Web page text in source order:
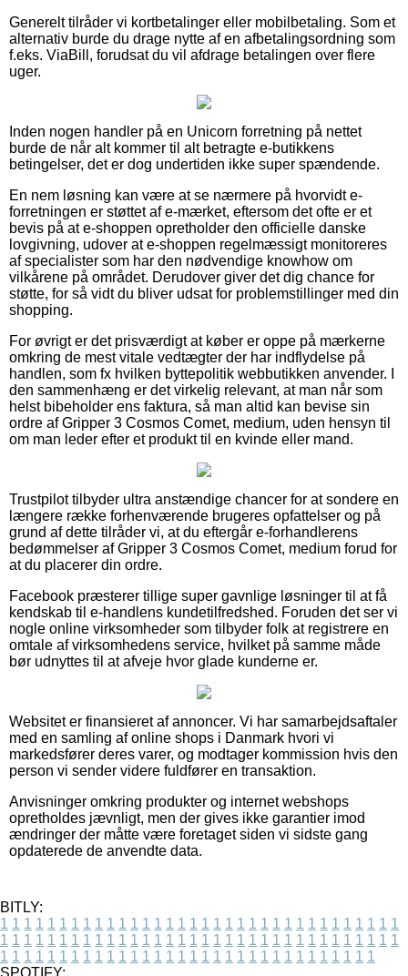
Generelt tilråder vi kortbetalinger eller mobilbetaling. Som et
alternativ burde du drage nytte af en afbetalingsordning som
f.eks. ViaBill, forudsat du vil afdrage betalingen over flere
uger.
Inden nogen handler på en Unicorn forretning på nettet
burde de når alt kommer til alt betragte e-butikkens
betingelser, det er dog undertiden ikke super spændende.
En nem løsning kan være at se nærmere på hvorvidt e-
forretningen er støttet af e-mærket, eftersom det ofte er et
bevis på at e-shoppen opretholder den officielle danske
lovgivning, udover at e-shoppen regelmæssigt monitoreres
af specialister som har den nødvendige knowhow om
vilkårene på området. Derudover giver det dig chance for
støtte, for så vidt du bliver udsat for problemstillinger med din
shopping.
For øvrigt er det prisværdigt at køber er oppe på mærkerne
omkring de mest vitale vedtægter der har indflydelse på
handlen, som fx hvilken byttepolitik webbutikken anvender. I
den sammenhæng er det virkelig relevant, at man når som
helst bibeholder ens faktura, så man altid kan bevise sin
ordre af Gripper 3 Cosmos Comet, medium, uden hensyn til
om man leder efter et produkt til en kvinde eller mand.
Trustpilot tilbyder ultra anstændige chancer for at sondere en
længere række forhenværende brugeres opfattelser og på
grund af dette tilråder vi, at du eftergår e-forhandlerens
bedømmelser af Gripper 3 Cosmos Comet, medium forud for
at du placerer din ordre.
Facebook præsterer tillige super gavnlige løsninger til at få
kendskab til e-handlens kundetilfredshed. Foruden det ser vi
nogle online virksomheder som tilbyder folk at registrere en
omtale af virksomhedens service, hvilket på samme måde
bør udnyttes til at afveje hvor glade kunderne er.
Websitet er finansieret af annoncer. Vi har samarbejdsaftaler
med en samling af online shops i Danmark hvori vi
markedsfører deres varer, og modtager kommission hvis den
person vi sender videre fuldfører en transaktion.
Anvisninger omkring produkter og internet webshops
opretholdes jævnligt, men der gives ikke garantier imod
ændringer der måtte være foretaget siden vi sidste gang
opdaterede de anvendte data.
BITLY:
1 1 1 1 1 1 1 1 1 1 1 1 1 1 1 1 1 1 1 1 1 1 1 1 1 1 1 1 1 1 1 1 1 1
1 1 1 1 1 1 1 1 1 1 1 1 1 1 1 1 1 1 1 1 1 1 1 1 1 1 1 1 1 1 1 1 1 1
1 1 1 1 1 1 1 1 1 1 1 1 1 1 1 1 1 1 1 1 1 1 1 1 1 1 1 1 1 1 1 1
SPOTIFY: